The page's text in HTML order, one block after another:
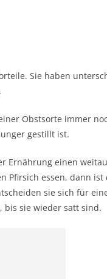
Sie haben
Obstsorte immer
gestillt ist.
Ernährung einen
Pfirsich essen, dann
sie sich für
bis sie wieder satt sind.